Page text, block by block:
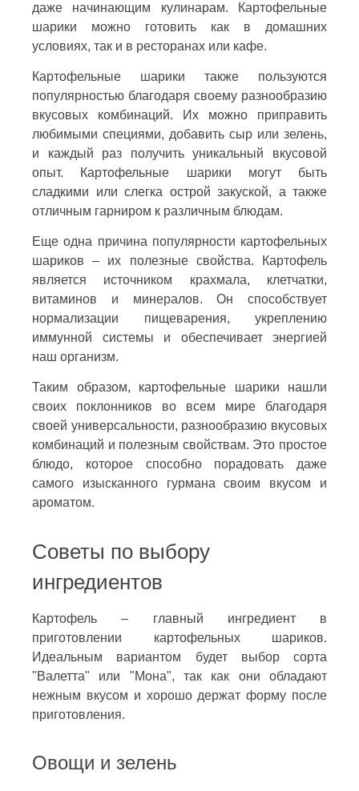
даже начинающим кулинарам. Картофельные
шарики можно готовить как в домашних
условиях, так и в ресторанах или кафе.
Картофельные шарики также пользуются
популярностью благодаря своему разнообразию
вкусовых комбинаций. Их можно приправить
любимыми специями, добавить сыр или зелень,
и каждый раз получить уникальный вкусовой
опыт. Картофельные шарики могут быть
сладкими или слегка острой закуской, а также
отличным гарниром к различным блюдам.
Еще одна причина популярности картофельных
шариков – их полезные свойства. Картофель
является источником крахмала, клетчатки,
витаминов и минералов. Он способствует
нормализации пищеварения, укреплению
иммунной системы и обеспечивает энергией
наш организм.
Таким образом, картофельные шарики нашли
своих поклонников во всем мире благодаря
своей универсальности, разнообразию вкусовых
комбинаций и полезным свойствам. Это простое
блюдо, которое способно порадовать даже
самого изысканного гурмана своим вкусом и
ароматом.
Советы по выбору
ингредиентов
Картофель – главный ингредиент в
приготовлении картофельных шариков.
Идеальным вариантом будет выбор сорта
"Валетта" или "Мона", так как они обладают
нежным вкусом и хорошо держат форму после
приготовления.
Овощи и зелень